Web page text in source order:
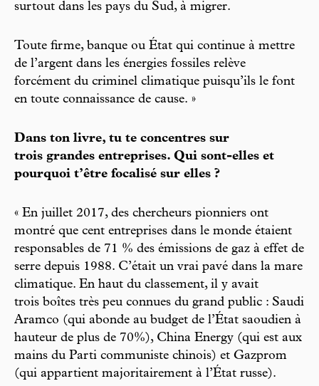
surtout dans les pays du Sud, à migrer.
Toute firme, banque ou État qui continue à mettre
de l’argent dans les énergies fossiles relève
forcément du criminel climatique puisqu’ils le font
en toute connaissance de cause. »
Dans ton livre, tu te concentres sur
trois grandes entreprises. Qui sont-elles et
pourquoi t’être focalisé sur elles ?
« En juillet 2017, des chercheurs pionniers ont
montré que cent entreprises dans le monde étaient
responsables de 71 % des émissions de gaz à effet de
serre depuis 1988. C’était un vrai pavé dans la mare
climatique. En haut du classement, il y avait
trois boîtes très peu connues du grand public : Saudi
Aramco (qui abonde au budget de l’État saoudien à
hauteur de plus de 70%), China Energy (qui est aux
mains du Parti communiste chinois) et Gazprom
(qui appartient majoritairement à l’État russe).